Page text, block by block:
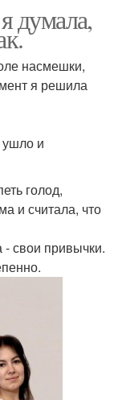
думала,
насмешки,
я решила
и
голод,
и считала, что
- свои привычки.